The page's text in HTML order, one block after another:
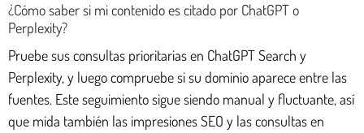
¿Cómo saber si mi contenido es citado por ChatGPT o
Perplexity?
Pruebe sus consultas prioritarias en ChatGPT Search y
Perplexity, y luego compruebe si su dominio aparece entre las
fuentes. Este seguimiento sigue siendo manual y fluctuante, así
que mida también las impresiones SEO y las consultas en